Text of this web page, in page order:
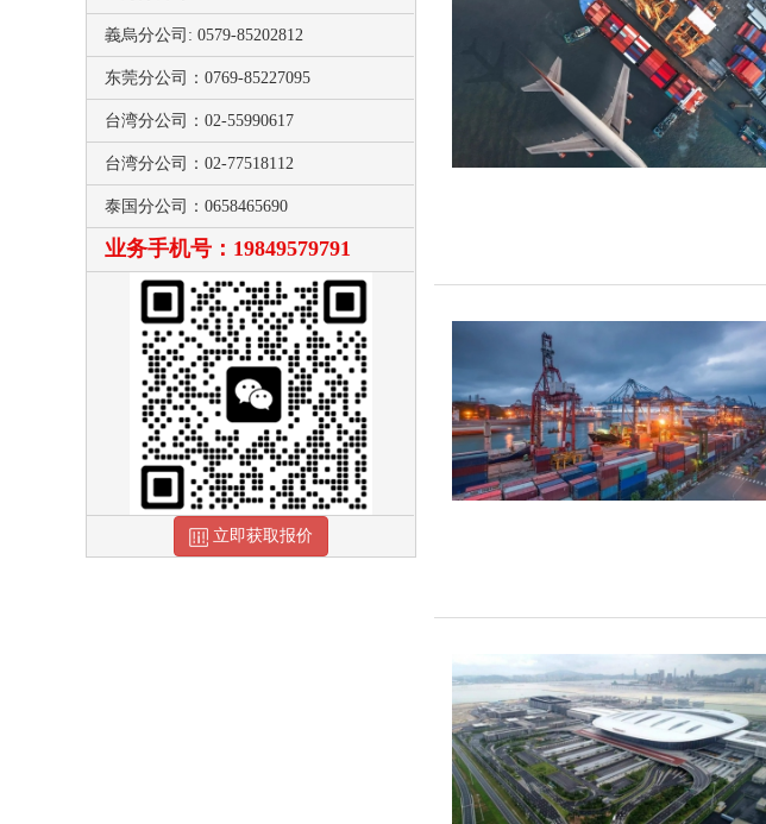
義烏分公司: 0579-85202812
东莞分公司：0769-85227095
台湾分公司：02-55990617
台湾分公司：02-77518112
泰国分公司：0658465690
业务手机号：19849579791
立即获取报价